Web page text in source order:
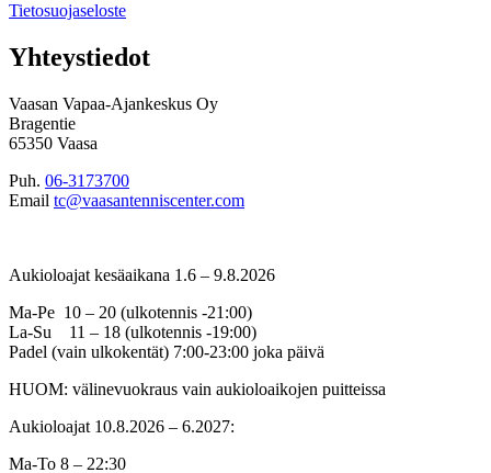
Tietosuojaseloste
Yhteystiedot
Vaasan Vapaa-Ajankeskus Oy
Bragentie
65350 Vaasa
Puh. 06-3173700
Email tc@vaasantenniscenter.com
Aukioloajat kesäaikana 1.6 – 9.8.2026
Ma-Pe 10 – 20 (ulkotennis -21:00)
La-Su 11 – 18 (ulkotennis -19:00)
Padel (vain ulkokentät) 7:00-23:00 joka päivä
HUOM: välinevuokraus vain aukioloaikojen puitteissa
Aukioloajat 10.8.2026 – 6.2027:
Ma-To 8 – 22:30